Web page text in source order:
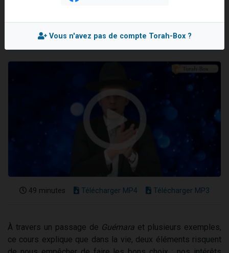
12 nouvelles musiques dans Torah-Box Music
Rav Shimon GOBERT
49 minutes Télécharger MP4 Télécharger MP3
À travers un passage de Guémara et plusieurs exemples,
ce cours explique que dans la vie, deux éléments risquent
Vous n'avez pas de compte Torah-Box ?